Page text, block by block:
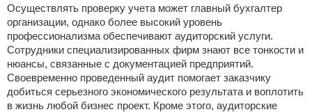
Осуществлять проверку учета может главный бухгалтер
организации, однако более высокий уровень
профессионализма обеспечивают аудиторский услуги.
Сотрудники специализированных фирм знают все тонкости и
нюансы, связанные с документацией предприятий.
Своевременно проведенный аудит помогает заказчику
добиться серьезного экономического результата и воплотить
в жизнь любой бизнес проект. Кроме этого, аудиторские